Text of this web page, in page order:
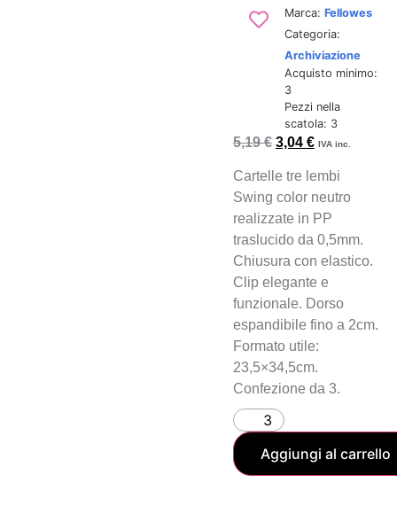
Marca: Fellowes
Categoria:
Archiviazione
Acquisto minimo:
3
Pezzi nella
scatola: 3
5,19€ 3,04 € IVA inc.
Cartelle tre lembi
Swing color neutro
realizzate in PP
traslucido da 0,5mm.
Chiusura con elastico.
Clip elegante e
funzionale. Dorso
espandibile fino a 2cm.
Formato utile:
23,5×34,5cm.
Confezione da 3.
Aggiungi al carrello